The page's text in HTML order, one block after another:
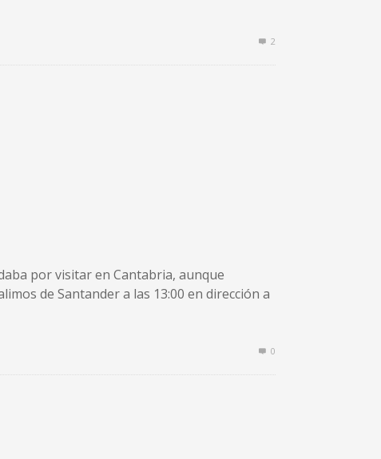
2
por visitar en Cantabria, aunque
de Santander a las 13:00 en dirección a
0